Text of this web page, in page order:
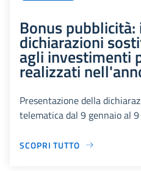
Bonus
dichiarazioni
agli investimenti
realizzati
Presentazione della
telematica dal 9 gennaio al
SCOPRI TUTTO